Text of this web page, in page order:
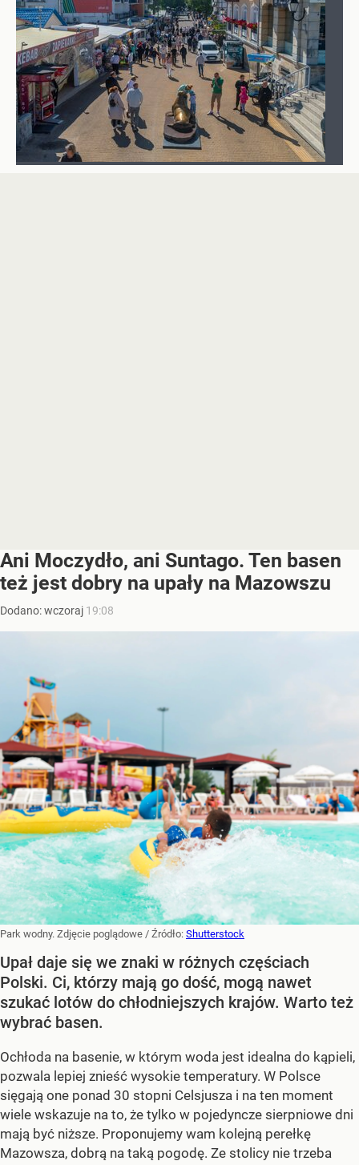
Ani Moczydło, ani Suntago. Ten basen
też jest dobry na upały na Mazowszu
Dodano:wczoraj 19:08
Park wodny. Zdjęcie poglądowe / Źródło: Shutterstock
Upał daje się we znaki w różnych częściach
Polski. Ci, którzy mają go dość, mogą nawet
szukać lotów do chłodniejszych krajów. Warto też
wybrać basen.
Ochłoda na basenie, w którym woda jest idealna do kąpieli,
pozwala lepiej znieść wysokie temperatury. W Polsce
sięgają one ponad 30 stopni Celsjusza i na ten moment
wiele wskazuje na to, że tylko w pojedyncze sierpniowe dni
mają być niższe. Proponujemy wam kolejną perełkę
Mazowsza, dobrą na taką pogodę. Ze stolicy nie trzeba